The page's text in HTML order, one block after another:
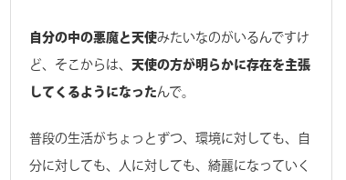
自分の中の悪魔と天使みたいなのがいるんですけ
ど、そこからは、天使の方が明らかに存在を主張
してくるようになったんで。
普段の生活がちょっとずつ、環境に対しても、自
分に対しても、人に対しても、綺麗になっていく